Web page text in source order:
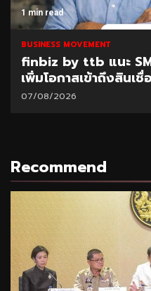
1 min read
BUSINESS MOVEMENT
finbiz by ttb แนะ
เพิ่มโอกาสเข้าถึงสินเชื่
07/08/2026
Recommend